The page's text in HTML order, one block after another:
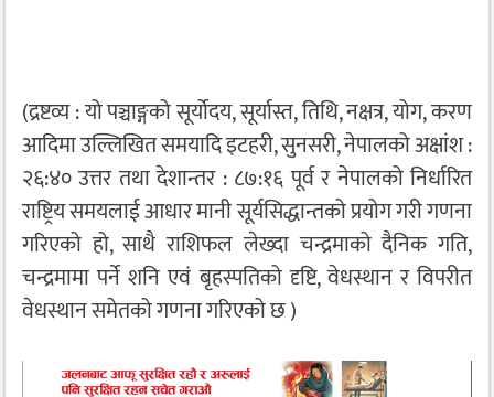
(द्रष्टव्य : यो पञ्चाङ्गको सूर्योदय, सूर्यास्त, तिथि, नक्षत्र, योग, करण
आदिमा उल्लिखित समयादि इटहरी, सुनसरी, नेपालको अक्षांश :
२६:४० उत्तर तथा देशान्तर : ८७:१६ पूर्व र नेपालको निर्धारित
राष्ट्रिय समयलाई आधार मानी सूर्यसिद्धान्तको प्रयोग गरी गणना
गरिएको हो, साथै राशिफल लेख्दा चन्द्रमाको दैनिक गति,
चन्द्रमामा पर्ने शनि एवं बृहस्पतिको दृष्टि, वेधस्थान र विपरीत
वेधस्थान समेतको गणना गरिएको छ )